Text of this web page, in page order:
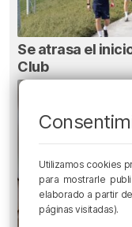
Se atrasa el
Club
Utilizamos cookies
para mostrarle
elaborado a partir
páginas visitadas).